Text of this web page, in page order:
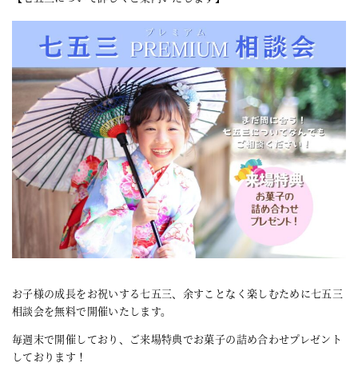
お子様の成長をお祝いする七五三、余すことなく楽しむために七五三
相談会を無料で開催いたします。
毎週末で開催しており、ご来場特典でお菓子の詰め合わせプレゼント
しております！